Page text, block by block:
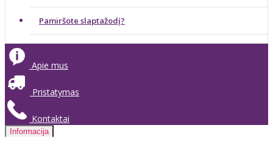
Pamiršote slaptažodį?
Apie mus
Pristatymas
Kontaktai
Informacija